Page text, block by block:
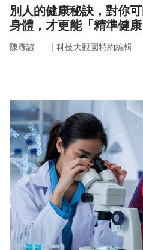
別人的健康秘訣，對你
身體，才更能「精準健康
陳彥諺 ｜ 科技大觀園特約編輯